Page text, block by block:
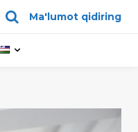
Ma'lumot qidiring